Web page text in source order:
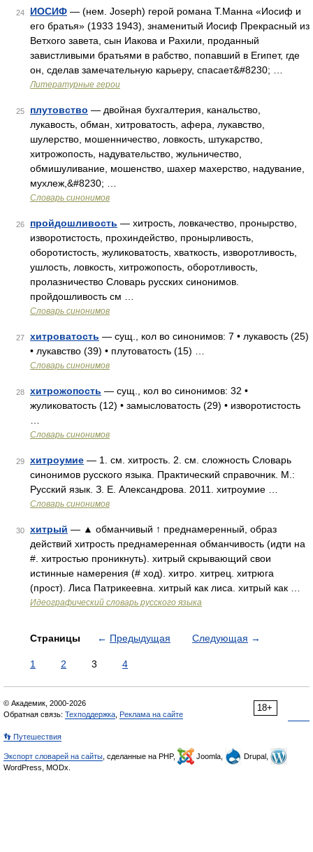
24 ИОСИФ — (нем. Joseph) герой романа Т.Манна «Иосиф и
его братья» (1933 1943), знаменитый Иосиф Прекрасный из
Ветхого завета, сын Иакова и Рахили, проданный
завистливыми братьями в рабство, попавший в Египет, где
он, сделав замечательную карьеру, спасает&#8230; …
Литературные герои
25 плутовство — двойная бухгалтерия, канальство,
лукавость, обман, хитроватость, афера, лукавство,
шулерство, мошенничество, ловкость, штукарство,
хитрожопость, надувательство, жульничество,
обмишуливание, мошенство, шахер махерство, надувание,
мухлеж,&#8230; …
Словарь синонимов
26 пройдошливость — хитрость, ловкачество, пронырство,
изворотистость, прохиндейство, пронырливость,
оборотистость, жуликоватость, хваткость, изворотливость,
ушлость, ловкость, хитрожопость, оборотливость,
пролазничество Словарь русских синонимов.
пройдошливость см …
Словарь синонимов
27 хитроватость — сущ., кол во синонимов: 7 • лукавость (25)
• лукавство (39) • плутоватость (15) …
Словарь синонимов
28 хитрожопость — сущ., кол во синонимов: 32 •
жуликоватость (12) • замысловатость (29) • изворотистость
Словарь синонимов
29 хитроумие — 1. см. хитрость. 2. см. сложность Словарь
синонимов русского языка. Практический справочник. М.:
Русский язык. З. Е. Александрова. 2011. хитроумие …
Словарь синонимов
30 хитрый — ▲ обманчивый ↑ преднамеренный, образ
действий хитрость преднамеренная обманчивость (идти на
#. хитростью проникнуть). хитрый скрывающий свои
истинные намерения (# ход). хитро. хитрец. хитрюга
(прост). Лиса Патрикеевна. хитрый как лиса. хитрый как …
Идеографический словарь русского языка
Страницы ← Предыдущая Следующая →
1 2 3 4
18+
© Академик, 2000-2026
Обратная связь: Техподдержка Реклама на сайте
👣 Путешествия
Экспорт словарей на сайты , сделанные на PHP, Joomla,
Drupal,
WordPress, MODx.